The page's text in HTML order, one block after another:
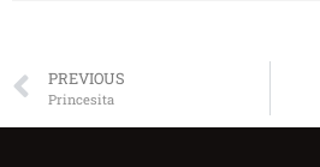
PREVIOUS
Princesita